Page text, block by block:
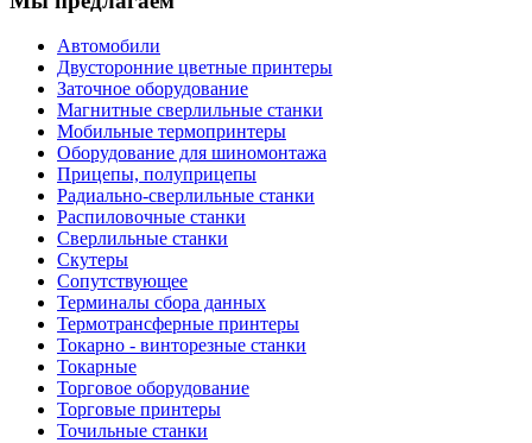
Автомобили
Двусторонние цветные принтеры
Заточное оборудование
Магнитные сверлильные станки
Мобильные термопринтеры
Оборудование для шиномонтажа
Прицепы, полуприцепы
Радиально-сверлильные станки
Распиловочные станки
Сверлильные станки
Скутеры
Сопутствующее
Терминалы сбора данных
Термотрансферные принтеры
Токарно - винторезные станки
Токарные
Торговое оборудование
Торговые принтеры
Точильные станки